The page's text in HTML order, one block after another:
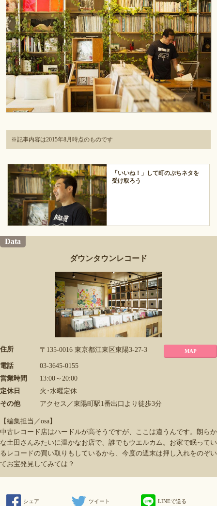
※記事内容は2015年8月時点のものです
「いいね！」して町のぷちネタを
受け取ろう
Data
ダウンタウンレコード
住所 〒135-0016 東京都江東区東陽3-27-3 MAP
電話
03-3645-0155
営業時間
13:00～20:00
定休日
火･水曜定休
その他
アクセス／東陽町駅1番出口より徒歩3分
【編集担当／osa】
中古レコード店はハードルが高そうですが、ここは違うんです。朗らか
な土田さんみたいに温かなお店で、誰でもウエルカム。お家で眠ってい
るレコードの買い取りもしているから、今度の週末は押し入れをのぞい
てお宝発見してみては？
シェア ツイート LINEで送る